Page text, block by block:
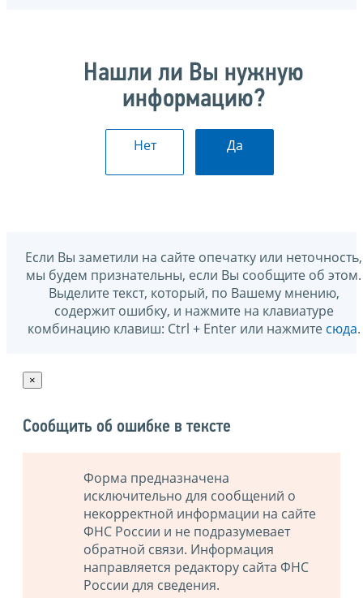
Нашли ли Вы нужную
информацию?
Нет Да
Если Вы заметили на сайте опечатку или неточность,
мы будем признательны, если Вы сообщите об этом.
Выделите текст, который, по Вашему мнению,
содержит ошибку, и нажмите на клавиатуре
комбинацию клавиш: Ctrl + Enter или нажмите сюда.
×
Сообщить об ошибке в тексте
Форма предназначена
исключительно для сообщений о
некорректной информации на сайте
ФНС России и не подразумевает
обратной связи. Информация
направляется редактору сайта ФНС
России для сведения.